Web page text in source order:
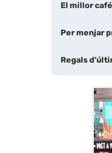
El millor
Per menjar
Regals